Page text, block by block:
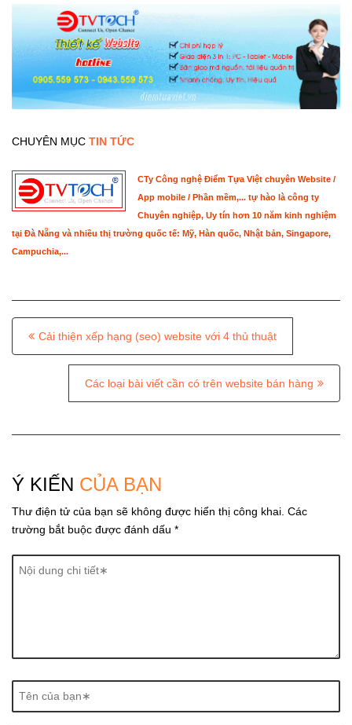
CHUYÊN MỤC TIN TỨC
CTy Công nghệ Điểm Tựa Việt chuyên Website /
App mobile / Phần mềm,... tự hào là công ty
Chuyên nghiệp, Uy tín hơn 10 năm kinh nghiệm
tại Đà Nẵng và nhiều thị trường quốc tế: Mỹ, Hàn quốc, Nhật bản, Singapore,
Campuchia,...
P
o
n
v
i
g
a
n
Cải thiện xếp hạng (seo) website với 4 thủ thuật
Các loại bài viết cần có trên website bán hàng
Ý KIẾN CỦA BẠN
Thư điện tử của bạn sẽ không được hiển thị công khai. Các
trường bắt buộc được đánh dấu *